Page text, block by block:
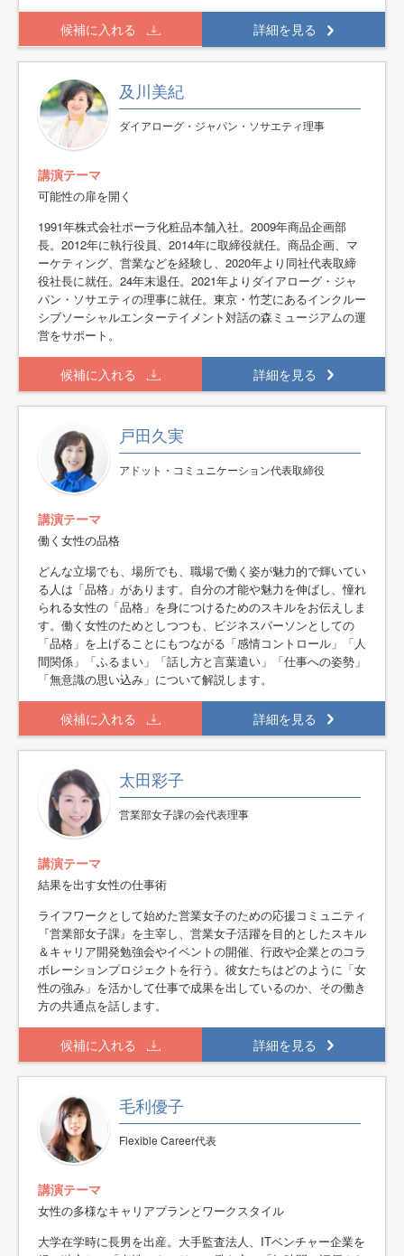
候補に入れる 詳細を見る
及川美紀
ダイアローグ・ジャパン・ソサエティ理事
講演テーマ
可能性の扉を開く
1991年株式会社ポーラ化粧品本舗入社。2009年商品企画部
長。2012年に執行役員、2014年に取締役就任。商品企画、マ
ーケティング、営業などを経験し、2020年より同社代表取締
役社長に就任。24年末退任。2021年よりダイアローグ・ジャ
パン・ソサエティの理事に就任。東京・竹芝にあるインクルー
シブソーシャルエンターテイメント対話の森ミュージアムの運
営をサポート。
候補に入れる 詳細を見る
戸田久実
アドット・コミュニケーション代表取締役
講演テーマ
働く女性の品格
どんな立場でも、場所でも、職場で働く姿が魅力的で輝いてい
る人は「品格」があります。自分の才能や魅力を伸ばし、憧れ
られる女性の「品格」を身につけるためのスキルをお伝えしま
す。働く女性のためとしつつも、ビジネスパーソンとしての
「品格」を上げることにもつながる「感情コントロール」「人
間関係」「ふるまい」「話し方と言葉遣い」「仕事への姿勢」
「無意識の思い込み」について解説します。
候補に入れる 詳細を見る
太田彩子
営業部女子課の会代表理事
講演テーマ
結果を出す女性の仕事術
ライフワークとして始めた営業女子のための応援コミュニティ
『営業部女子課』を主宰し、営業女子活躍を目的としたスキル
＆キャリア開発勉強会やイベントの開催、行政や企業とのコラ
ボレーションプロジェクトを行う。彼女たちはどのように「女
性の強み」を活かして仕事で成果を出しているのか、その働き
方の共通点を話します。
候補に入れる 詳細を見る
毛利優子
Flexible Career代表
講演テーマ
女性の多様なキャリアプランとワークスタイル
大学在学時に長男を出産。大手監査法人、ITベンチャー企業を